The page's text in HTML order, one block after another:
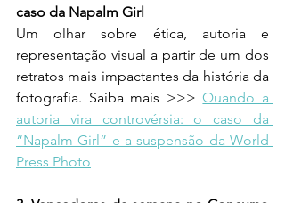
caso da Napalm Girl
Um olhar sobre ética, autoria e
representação visual a partir de um dos
retratos mais impactantes da história da
fotografia. Saiba mais >>> Quando a
autoria vira controvérsia: o caso da
“Napalm Girl” e a suspensão da World
Press Photo